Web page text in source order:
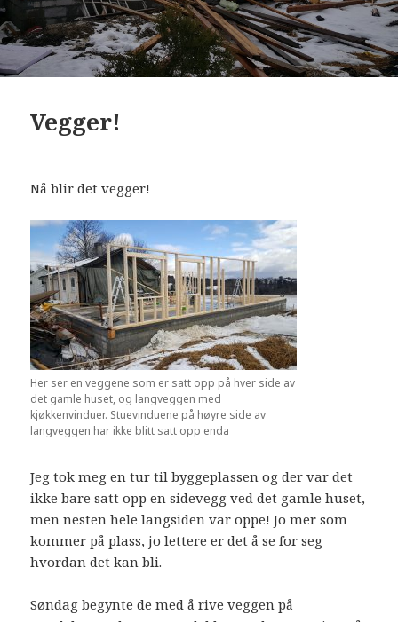
Vegger!
Nå blir det vegger!
Her ser en veggene som er satt opp på hver side av
det gamle huset, og langveggen med
kjøkkenvinduer. Stuevinduene på høyre side av
langveggen har ikke blitt satt opp enda
Jeg tok meg en tur til byggeplassen og der var det
ikke bare satt opp en sidevegg ved det gamle huset,
men nesten hele langsiden var oppe! Jo mer som
kommer på plass, jo lettere er det å se for seg
hvordan det kan bli.
Søndag begynte de med å rive veggen på